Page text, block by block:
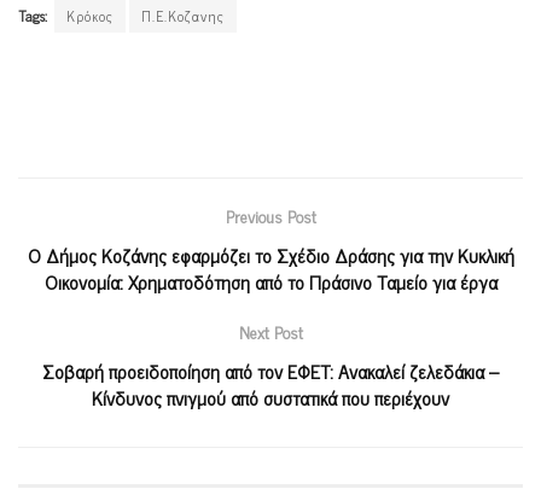
Tags: Κρόκος Π.Ε.Κοζανης
Previous Post
Ο Δήμος Κοζάνης εφαρμόζει το Σχέδιο Δράσης για την Κυκλική
Οικονομία: Χρηματοδότηση από το Πράσινο Ταμείο για έργα
Next Post
Σοβαρή προειδοποίηση από τον ΕΦΕΤ: Aνακαλεί ζελεδάκια –
Κίνδυνος πνιγμού από συστατικά που περιέχουν